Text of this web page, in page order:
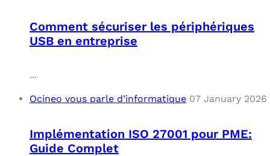
Comment sécuriser les périphériques
USB en entreprise
...
Ocineo vous parle d’informatique 07 January 2026
Implémentation ISO 27001 pour PME:
Guide Complet